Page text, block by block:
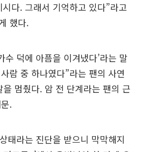
다. 그래서 기억하고 있다”라고
했다.
수 덕에 아픔을 이겨냈다’라는 말
람 중 하나였다”라는 팬의 사연
멈췄다. 암 전 단계라는 팬의 근
.
태라는 진단을 받으니 막막해지